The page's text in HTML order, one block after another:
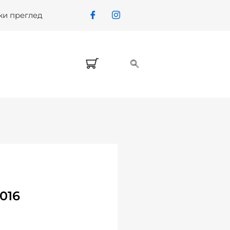
преглед